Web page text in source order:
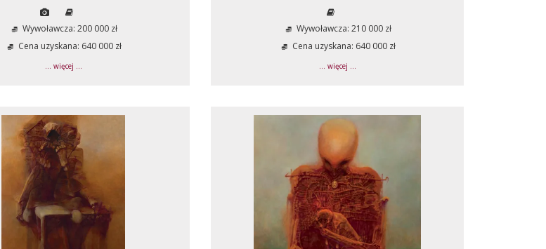
Wywoławcza: 200 000 zł
Cena uzyskana: 640 000 zł
... więcej ...
Wywoławcza: 210 000 zł
Cena uzyskana: 640 000 zł
... więcej ...